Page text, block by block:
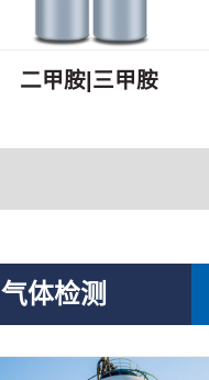
二甲胺|三甲胺
气体检测